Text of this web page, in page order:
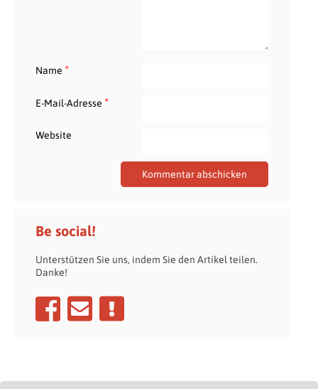
Name *
E-Mail-Adresse *
Website
Be social!
Unterstützen Sie uns, indem Sie den Artikel teilen.
Danke!